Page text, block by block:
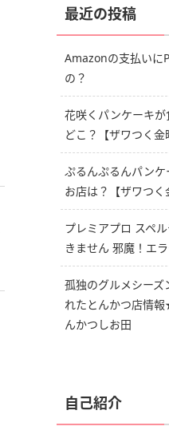
最近の投稿
Amazonの支払いに
の？
花咲くパンケーキ
どこ？【ザワつく金
ぷるんぷるんパン
お店は？【ザワつく
プレミアプロ スペ
きません 邪魔！エ
孤独のグルメシーズ
れたとんかつ店情
んかつしお田
自己紹介